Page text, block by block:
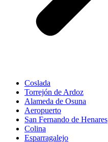
Coslada
Torrejón de Ardoz
Alameda de Osuna
Aeropuerto
San Fernando de Henares
Colina
Esparragalejo